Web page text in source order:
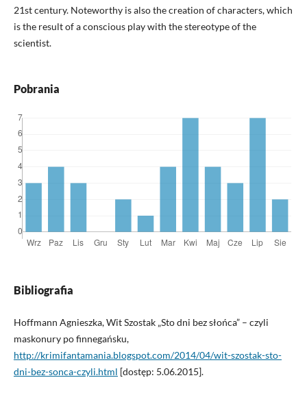
21st century. Noteworthy is also the creation of characters, which
is the result of a conscious play with the stereotype of the
scientist.
Pobrania
Bibliografia
Hoffmann Agnieszka, Wit Szostak „Sto dni bez słońca” – czyli
maskonury po finnegańsku,
http://krimifantamania.blogspot.com/2014/04/wit-szostak-sto-
dni-bez-sonca-czyli.html [dostęp: 5.06.2015].